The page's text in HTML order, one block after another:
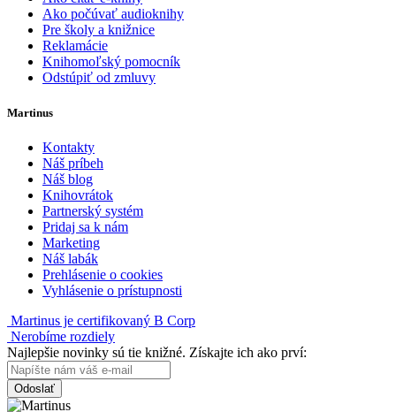
Ako počúvať audioknihy
Pre školy a knižnice
Reklamácie
Knihomoľský pomocník
Odstúpiť od zmluvy
Martinus
Kontakty
Náš príbeh
Náš blog
Knihovrátok
Partnerský systém
Pridaj sa k nám
Marketing
Náš labák
Prehlásenie o cookies
Vyhlásenie o prístupnosti
Martinus je certifikovaný B Corp
Nerobíme rozdiely
Najlepšie novinky sú tie knižné. Získajte ich ako prví:
Odoslať